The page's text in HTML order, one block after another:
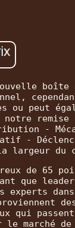
boîte
ou peut
-
-
largeur du
de 65
que leader
experts
qui
marché de